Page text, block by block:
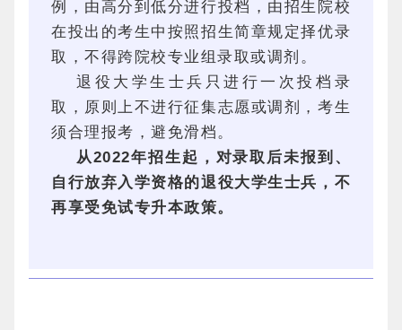
例，由高分到低分进行投档，由招生院校
在投出的考生中按照招生简章规定择优录
取，不得跨院校专业组录取或调剂。
退役大学生士兵只进行一次投档录
取，原则上不进行征集志愿或调剂，考生
须合理报考，避免滑档。
从2022年招生起，对录取后未报到、
自行放弃入学资格的退役大学生士兵，不
再享受免试专升本政策。